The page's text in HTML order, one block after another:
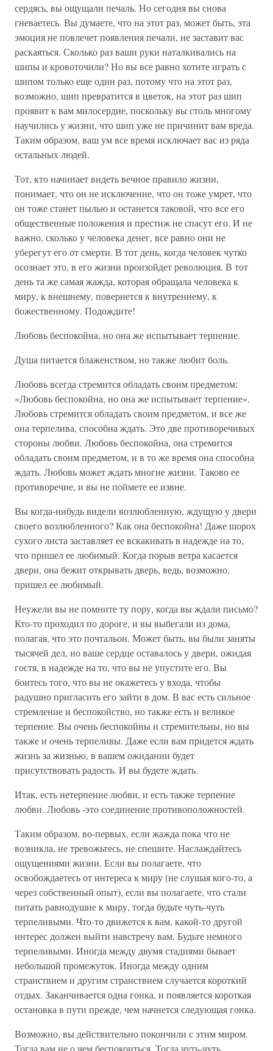
сердясь, вы ощущали печаль. Но сегодня вы снова
гневаетесь. Вы думаете, что на этот раз, может быть, эта
эмоция не повлечет появления печали, не заставит вас
раскаяться. Сколько раз ваши руки наталкивались на
шипы и кровоточили? Но вы все равно хотите играть с
шипом только еще один раз, потому что на этот раз,
возможно, шип превратится в цветок, на этот раз шип
проявит к вам милосердие, поскольку вы столь многому
научились у жизни, что шип уже не причинит вам вреда.
Таким образом, ваш ум все время исключает вас из ряда
остальных людей.
Тот, кто начинает видеть вечное правило жизни,
понимает, что он не исключение, что он тоже умрет, что
он тоже станет пылью и останется таковой, что все его
общественные положения и престиж не спасут его. И не
важно, сколько у человека денег, все равно они не
уберегут его от смерти. В тот день, когда человек чутко
осознает это, в его жизни произойдет революция. В тот
день та же самая жажда, которая обращала человека к
миру, к внешнему, повернется к внутреннему, к
божественному. Подождите!
Любовь беспокойна, но она же испытывает терпение.
Душа питается блаженством, но также любит боль.
Любовь всегда стремится обладать своим предметом:
«Любовь беспокойна, но она же испытывает терпение».
Любовь стремится обладать своим предметом, и все же
она терпелива, способна ждать. Это две противоречивых
стороны любви. Любовь беспокойна, она стремится
обладать своим предметом, и в то же время она способна
ждать. Любовь может ждать многие жизни. Таково ее
противоречие, и вы не поймете ее извне.
Вы когда-нибудь видели возлюбленную, ждущую у двери
своего возлюбленного? Как она беспокойна! Даже шорох
сухого листа заставляет ее вскакивать в надежде на то,
что пришел ее любимый. Когда порыв ветра касается
двери, она бежит открывать дверь, ведь, возможно,
пришел ее любимый.
Неужели вы не помните ту пору, когда вы ждали письмо?
Кто-то проходил по дороге, и вы выбегали из дома,
полагая, что это почтальон. Может быть, вы были заняты
тысячей дел, но ваше сердце оставалось у двери, ожидая
гостя, в надежде на то, что вы не упустите его. Вы
боитесь того, что вы не окажетесь у входа, чтобы
радушно пригласить его зайти в дом. В вас есть сильное
стремление и беспокойство, но также есть и великое
терпение. Вы очень беспокойны и стремительны, но вы
также и очень терпеливы. Даже если вам придется ждать
жизнь за жизнью, в вашем ожидании будет
присутствовать радость. И вы будете ждать.
Итак, есть нетерпение любви, и есть также терпение
любви. Любовь -это соединение противоположностей.
Таким образом, во-первых, если жажда пока что не
возникла, не тревожьтесь, не спешите. Наслаждайтесь
ощущениями жизни. Если вы полагаете, что
освобождаетесь от интереса к миру (не слушая кого-то, а
через собственный опыт), если вы полагаете, что стали
питать равнодушие к миру, тогда будьте чуть-чуть
терпеливыми. Что-то движется к вам, какой-то другой
интерес должен выйти навстречу вам. Будьте немного
терпеливыми. Иногда между двумя стадиями бывает
небольшой промежуток. Иногда между одним
странствием и другим странствием случается короткий
отдых. Заканчивается одна гонка, и появляется короткая
остановка в пути прежде, чем начнется следующая гонка.
Возможно, вы действительно покончили с этим миром.
Тогда вам не о чем беспокоиться. Тогда чуть-чуть